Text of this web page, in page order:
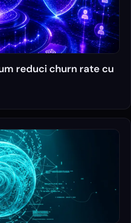
reduci churn rate cu